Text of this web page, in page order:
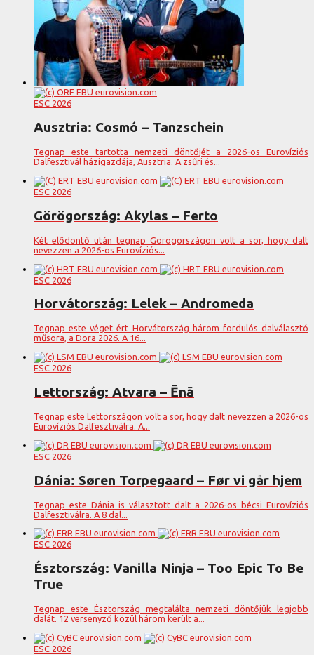
ESC 2026
Ausztria: Cosmó – Tanzschein
Tegnap este tartotta nemzeti döntőjét a 2026-os Eurovíziós
Dalfesztivál házigazdája, Ausztria. A zsűri és...
ESC 2026
Görögország: Akylas – Ferto
Két elődöntő után tegnap Görögországon volt a sor, hogy dalt
nevezzen a 2026-os Eurovíziós...
ESC 2026
Horvátország: Lelek – Andromeda
Tegnap este véget ért Horvátország három fordulós dalválasztó
műsora, a Dora 2026. A 16...
ESC 2026
Lettország: Atvara – Ēnā
Tegnap este Lettországon volt a sor, hogy dalt nevezzen a 2026-os
Eurovíziós Dalfesztiválra. A...
ESC 2026
Dánia: Søren Torpegaard – Før vi går hjem
Tegnap este Dánia is választott dalt a 2026-os bécsi Eurovíziós
Dalfesztiválra. A 8 dal...
ESC 2026
Észtország: Vanilla Ninja – Too Epic To Be
True
Tegnap este Észtország megtalálta nemzeti döntőjük legjobb
dalát. 12 versenyző közül három került a...
ESC 2026